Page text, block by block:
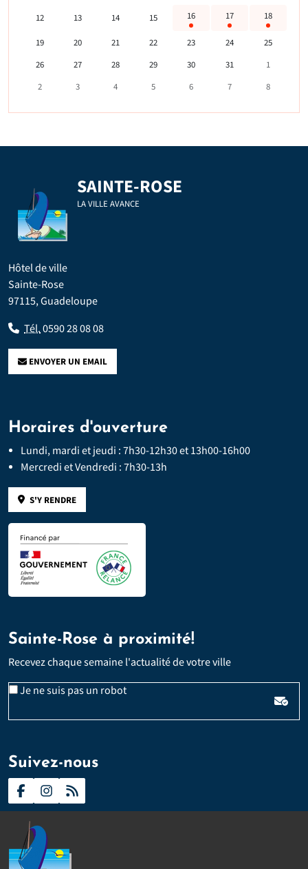
12 13 14 15 16 17 18
19 20 21 22 23 24
25
26
27 28 29 30 31
1
2
3 4 5 6 7 8
SAINTE-ROSE
LA VILLE AVANCE
Hôtel de ville
Sainte-Rose
97115, Guadeloupe
Tél.0590 28 08 08
ENVOYER UN EMAIL
Horaires d'ouverture
Lundi, mardi et jeudi : 7h30-12h30 et 13h00-16h00
Mercredi et Vendredi : 7h30-13h
S'Y RENDRE
Sainte-Rose à proximité!
Recevez chaque semaine l'actualité de votre ville
Je ne suis pas un robotEmail
Suivez-nous